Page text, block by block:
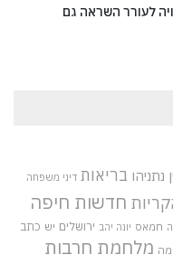
לעורר השראה גם
נתניהו בריאות דיני משפחה
חדשות חיפה
חמאס יונה יהב ירושלים יש כתב
מלחמת חרבות